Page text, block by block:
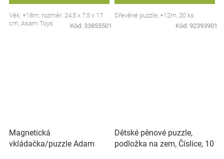
Věk: +18m, rozměr: 24,5 x 7,5 x 17
cm, Asam Toys
Kód: 33855501
Dřevěné puzzle, +12m, 20 ks
Kód: 92393901
Magnetická
vkládačka/puzzle Adam
Dětské pěnové puzzle,
podložka na zem, Číslice, 10